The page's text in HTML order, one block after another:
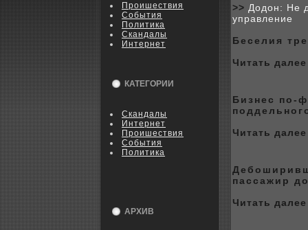
Пpoишествия
События
Политика
Скандалы
Интернет
КАТЕГОРИИ
Скандалы
Интернет
Пpoишествия
События
Политика
АРХИВ
>> Додон: Не
управление
Беселия
Читать
Бизнес по-
Читать
пассажир
Читать